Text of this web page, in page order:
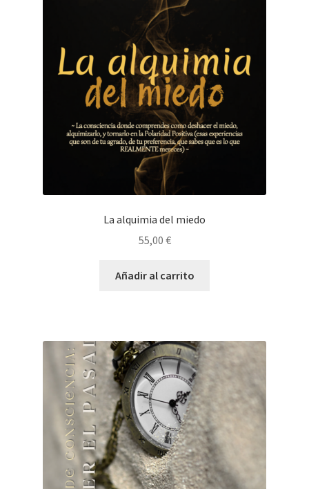
La alquimia del miedo
55,00 €
Añadir al carrito